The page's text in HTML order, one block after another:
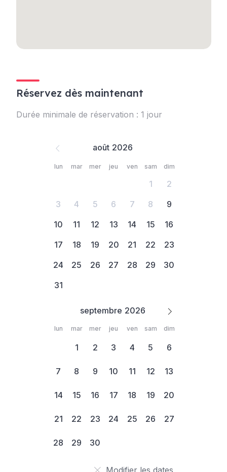
Réservez dès maintenant
Durée minimale de réservation : 1 jour
août
septembre
lun mar mer jeu ven sam dim
1
2
3
4 5 6 7 8
9
10
11 12 13 14 15
16
17
18 19 20 21 22
23
24
25 26 27 28 29
30
31
lun mar mer jeu ven sam dim
1 2 3 4 5 6
7 8 9 10 11 12 13
14 15 16 17 18 19 20
21 22 23 24 25 26 27
28 29 30
Modifier les dates